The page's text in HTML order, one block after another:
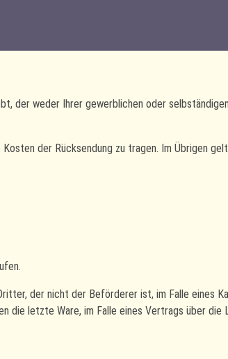
der weder Ihrer gewerblichen oder
der Rücksendung zu tragen. Im Übrigen
der nicht der Beförderer ist, im Falle eines
letzte Ware, im Falle eines Vertrags über die